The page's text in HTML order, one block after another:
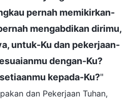
pernah memikirkan-
mengabdikan dirimu,
untuk-Ku dan pekerjaan-
dengan-Ku?
kepada-Ku?"
dan Pekerjaan Tuhan,